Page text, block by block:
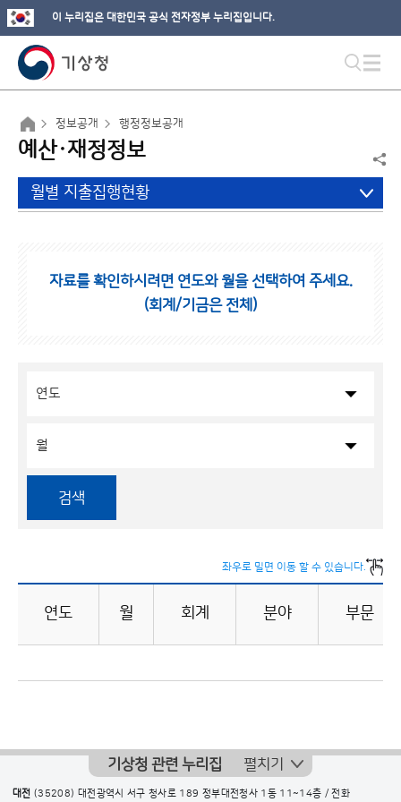
이 누리집은 대한민국 공식 전자정부 누리집입니다.
정보공개 행정정보공개
예산·재정정보
월별 지출집행현황
자료를 확인하시려면 연도와 월을 선택하여 주세요.
(회계/기금은 전체)
검색
좌우로 밀면 이동 할 수 있습니다.
별
집
연도 월 회계 분야 부문
기상청 관련 누리집 펼치기
대전 (35208) 대전광역시 서구 청사로 189 정부대전청사 1동 11~14층 / 전화